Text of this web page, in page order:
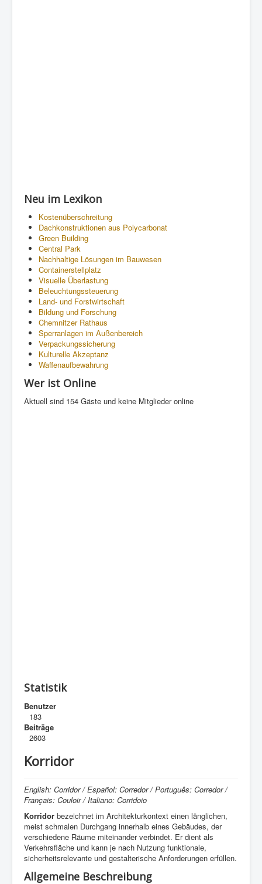
Neu im Lexikon
Kostenüberschreitung
Dachkonstruktionen aus Polycarbonat
Green Building
Central Park
Nachhaltige Lösungen im Bauwesen
Containerstellplatz
Visuelle Überlastung
Beleuchtungssteuerung
Land- und Forstwirtschaft
Bildung und Forschung
Chemnitzer Rathaus
Sperranlagen im Außenbereich
Verpackungssicherung
Kulturelle Akzeptanz
Waffenaufbewahrung
Wer ist Online
Aktuell sind 154 Gäste und keine Mitglieder online
Statistik
Benutzer
183
Beiträge
2603
Korridor
English: Corridor / Español: Corredor / Português: Corredor /
Français: Couloir / Italiano: Corridoio
Korridor bezeichnet im Architekturkontext einen länglichen,
meist schmalen Durchgang innerhalb eines Gebäudes, der
verschiedene Räume miteinander verbindet. Er dient als
Verkehrsfläche und kann je nach Nutzung funktionale,
sicherheitsrelevante und gestalterische Anforderungen erfüllen.
Allgemeine Beschreibung